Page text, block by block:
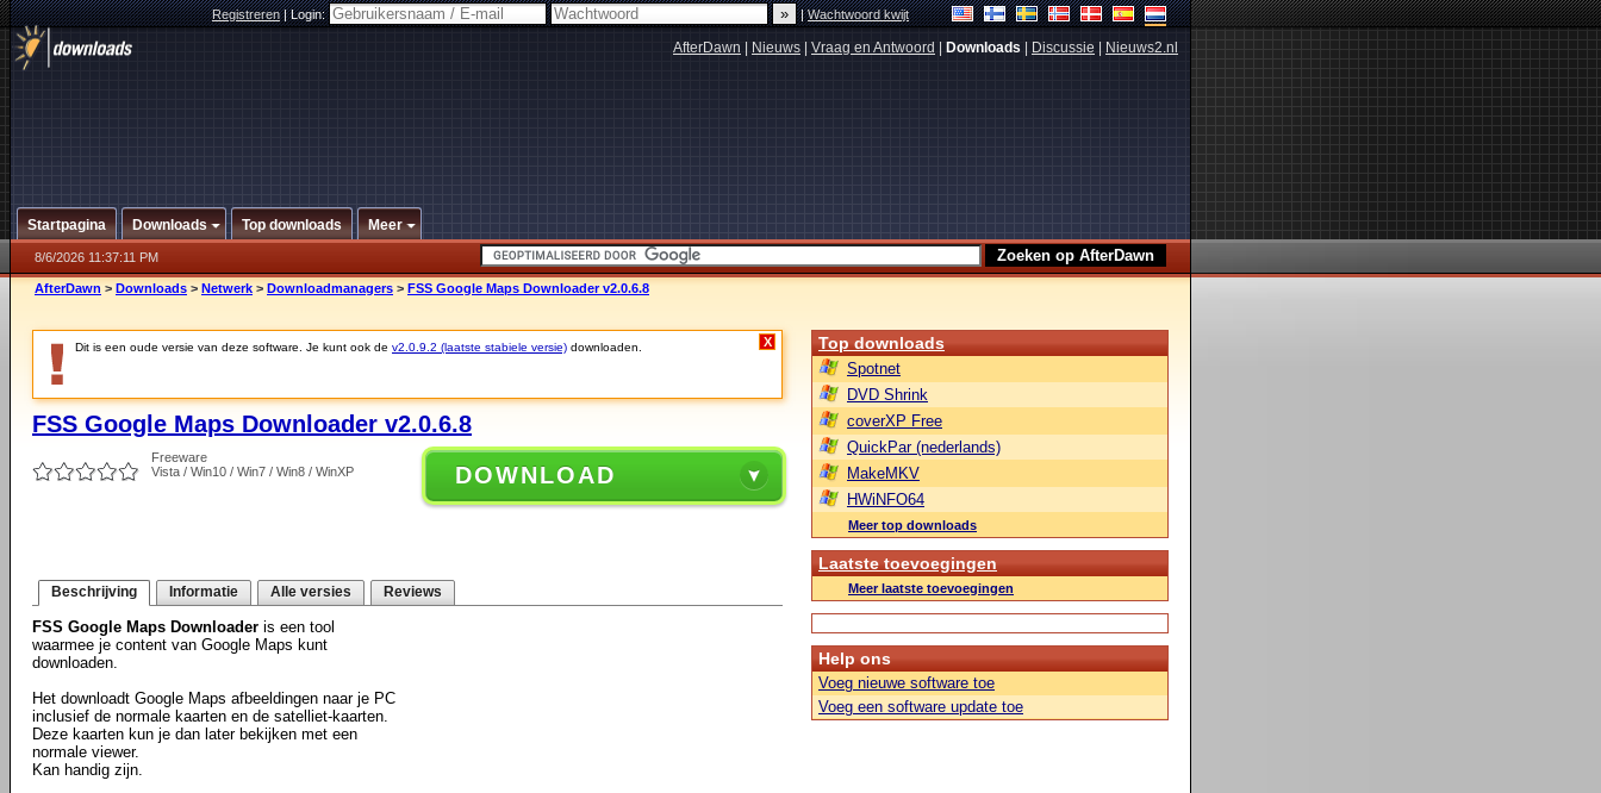
Registreren|Login: |Wachtwoord kwijt
AfterDawn Nieuws Vraag en Antwoord Downloads Discussie Nieuws2.nl
Startpagina Downloads Top downloads Meer
8/6/2026 11:37:11 PM
AfterDawn > Downloads > Netwerk > Downloadmanagers > FSS Google Maps Downloader v2.0.6.8
Dit is een oude versie van deze software. Je kunt ook de v2.0.9.2 (laatste stabiele versie) downloaden. X
FSS Google Maps Downloader v2.0.6.8
Freeware
Vista / Win10 / Win7 / Win8 / WinXP
DOWNLOAD
Beschrijving Informatie Alle versies Reviews
FSS Google Maps Downloader is een tool
waarmee je content van Google Maps kunt
downloaden.
Het downloadt Google Maps afbeeldingen naar je PC
inclusief de normale kaarten en de satelliet-kaarten.
Deze kaarten kun je dan later bekijken met een
normale viewer.
Kan handig zijn.
Top downloads
Spotnet
DVD Shrink
coverXP Free
QuickPar (nederlands)
MakeMKV
HWiNFO64
Meer top downloads
Laatste toevoegingen
Meer laatste toevoegingen
Help ons
Voeg nieuwe software toe
Voeg een software update toe